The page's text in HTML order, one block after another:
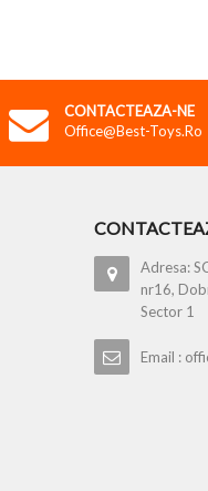
CONTACTEAZA-NE
Office@best-Toys.ro
Adresa:
nr16,
Sector 1
Email :